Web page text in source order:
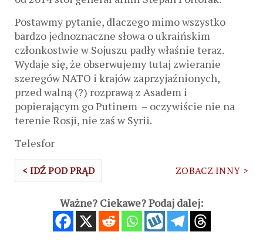
Postawmy pytanie, dlaczego mimo wszystko
bardzo jednoznaczne słowa o ukraińskim
członkostwie w Sojuszu padły właśnie teraz.
Wydaje się, że obserwujemy tutaj zwieranie
szeregów NATO i krajów zaprzyjaźnionych,
przed walną (?) rozprawą z Asadem i
popierającym go Putinem – oczywiście nie na
terenie Rosji, nie zaś w Syrii.
Telesfor
< IDŹ POD PRĄD ZOBACZ INNY >
Ważne? Ciekawe? Podaj dalej: